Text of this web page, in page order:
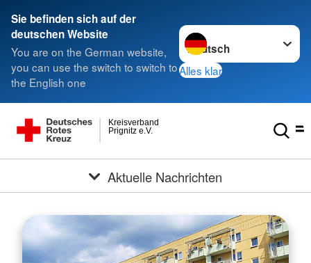
Sie befinden sich auf der
deutschen Website
You are on the German website,
you can use the switch to switch to
the English one
Sprache wechseln zu
Alles klar
Prignitz e.V.
Kreisverband
Aktuelle Nachrichten